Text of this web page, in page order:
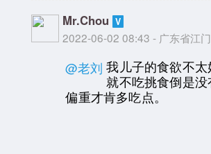
Mr.Chou
2022-06-02 08:43 - 广东省江
@老刘 我儿子的食欲不
就不吃挑食倒是
偏重才肯多吃点。